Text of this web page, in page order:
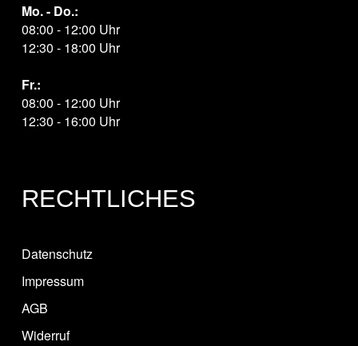
Mo. - Do.:
08:00 - 12:00 Uhr
12:30 - 18:00 Uhr
Fr.:
08:00 - 12:00 Uhr
12:30 - 16:00 Uhr
RECHTLICHES
Datenschutz
Impressum
AGB
Widerruf